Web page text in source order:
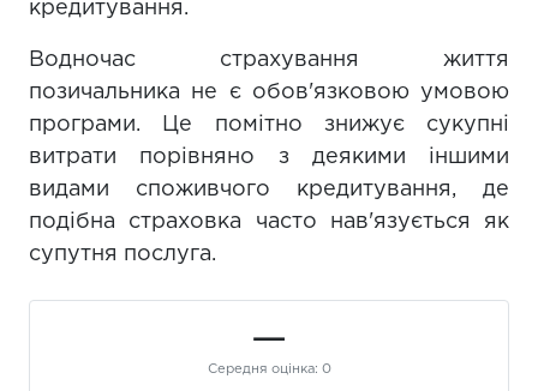
кредитування.
Водночас страхування життя
позичальника не є обов'язковою умовою
програми. Це помітно знижує сукупні
витрати порівняно з деякими іншими
видами споживчого кредитування, де
подібна страховка часто нав'язується як
супутня послуга.
—
Середня оцінка: 0